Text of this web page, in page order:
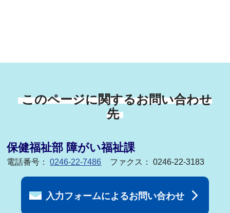
このページに関するお問い合わせ
先
保健福祉部 障がい福祉課
電話番号：0246-22-7486 ファクス： 0246-22-3183
入力フォームによるお問い合わせ